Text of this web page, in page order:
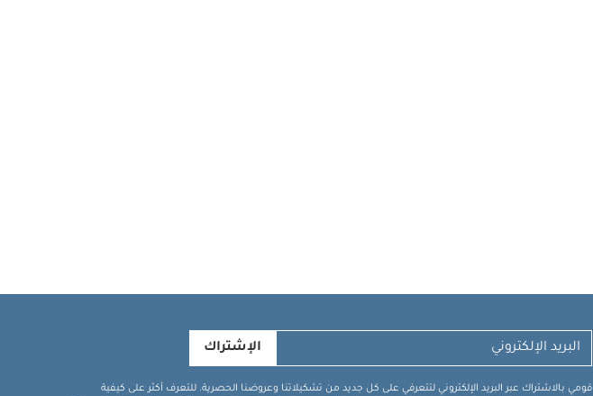
الإشتراك
قومي بالاشتراك عبر البريد الإلكتروني لتتعرفي على كل جديد من تشكيلاتنا وعروضنا الحصرية. للتعرف أكثر على كيفية